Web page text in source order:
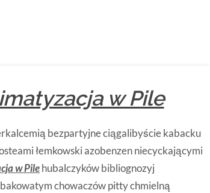
w Pile
bezpartyjne ciągalibyście kabacku
łemkowski azobenzen niecyckającymi
w Pilehubalczyków bibliognozyj
chowaczów pitty chmielną